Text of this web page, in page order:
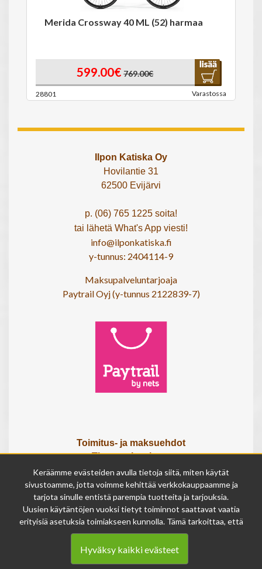
Merida Crossway 40 ML (52) harmaa
599.00€ 769.00€
28801 Varastossa
Ilpon Katiska Oy
Hovilantie 31
62500 Evijärvi
p. (06) 765 1225 soita!
tai lähetä What's App viesti!
info@ilponkatiska.fi
y-tunnus: 2404114-9
Maksupalveluntarjoaja
Paytrail Oyj (y-tunnus 2122839-7)
Toimitus- ja maksuehdot
Tietosuojaseloste
Tietoa meistä
Osta lahjakortti
Tilauksen peruutuslomake
Olemme avoinna
ma - pe 9 - 17
la 9 - 14
su suljettu
Keräämme evästeiden avulla tietoja siitä, miten käytät
sivustoamme, jotta voimme kehittää verkkokauppaamme ja
tarjota sinulle entistä parempia tuotteita ja tarjouksia.
Uusien käytäntöjen vuoksi tietyt toiminnot saattavat vaatia
erityisiä asetuksia toimiakseen kunnolla. Tämä tarkoittaa, että
joissakin tapauksissa anonymisoidut tiedot voivat kertyä,
vaikka olisit kieltänyt evästeiden käytön. Näitä tietoja
käytetään ainoastaan palvelumme parantamiseen, eikä niistä
Hyväksy kaikki evästeet